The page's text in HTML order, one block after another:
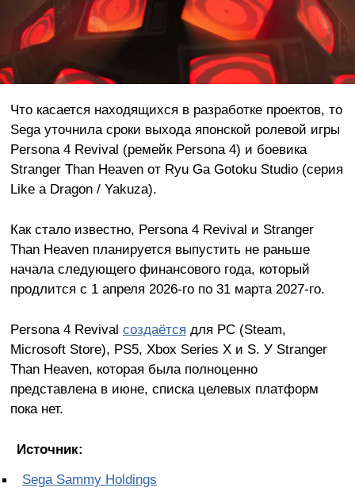
Что касается находящихся в разработке проектов, то
Sega уточнила сроки выхода японской ролевой игры
Persona 4 Revival (ремейк Persona 4) и боевика
Stranger Than Heaven от Ryu Ga Gotoku Studio (серия
Like a Dragon / Yakuza).
Как стало известно, Persona 4 Revival и Stranger
Than Heaven планируется выпустить не раньше
начала следующего финансового года, который
продлится с 1 апреля 2026-го по 31 марта 2027-го.
Persona 4 Revival создаётся для PC (Steam,
Microsoft Store), PS5, Xbox Series X и S. У Stranger
Than Heaven, которая была полноценно
представлена в июне, списка целевых платформ
пока нет.
Источник:
Sega Sammy Holdings